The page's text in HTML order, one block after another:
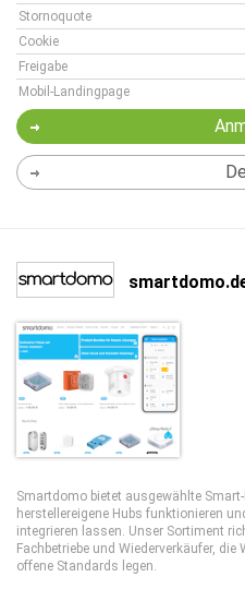
Stornoquote
Cookie
Freigabe
Mobil-Landingpage
Smartdomo bietet ausgewählte
herstellereigene Hubs funktionieren
integrieren lassen. Unser Sortiment
Fachbetriebe und Wiederverkäufer,
offene Standards legen.